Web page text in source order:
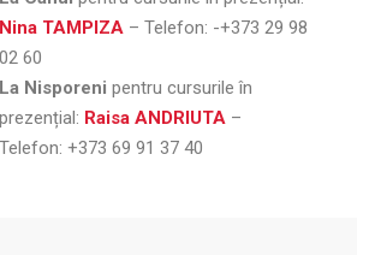
Nina TAMPIZA – Telefon: -+373 29 98
02 60
La Nisporeni pentru cursurile în
prezențial: Raisa ANDRIUTA –
Telefon: +373 69 91 37 40